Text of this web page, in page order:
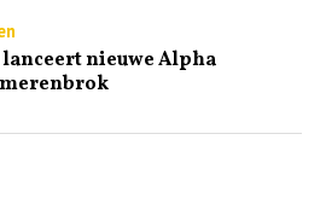
lanceert nieuwe Alpha